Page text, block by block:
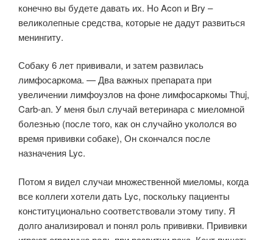
конечно вы будете давать их. Но Acon и Bry –
великолепные средства, которые не дадут развиться
менингиту.
Собаку 6 лет прививали, и затем развилась
лимфосаркома. — Два важных препарата при
увеличении лимфоузлов на фоне лимфосаркомы Thuj,
Carb-an. У меня был случай ветеринара с миеломной
болезнью (после того, как он случайно укололся во
время прививки собаке), Он скончался после
назначения Lyc.
Потом я видел случаи множественной миеломы, когда
все коллеги хотели дать Lyc, поскольку пациенты
конституционально соответствовали этому типу. Я
долго анализировал и понял роль прививки. Прививки